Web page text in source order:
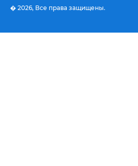
� 2026, Все права защищены.